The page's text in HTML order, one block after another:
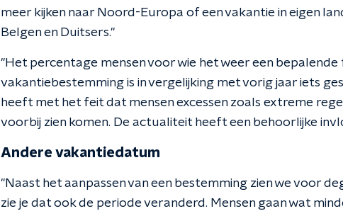
meer kijken naar Noord-Europa of een vakantie in eigen
Belgen en Duitsers."
"Het percentage mensen voor wie het weer een bepalende
vakantiebestemming is in vergelijking met vorig jaar iets
heeft met het feit dat mensen excessen zoals extreme
voorbij zien komen. De actualiteit heeft een behoorlijke
Andere vakantiedatum
"Naast het aanpassen van een bestemming zien we voor
zie je dat ook de periode veranderd. Mensen gaan wat